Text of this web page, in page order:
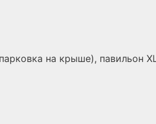
на крыше), павильон